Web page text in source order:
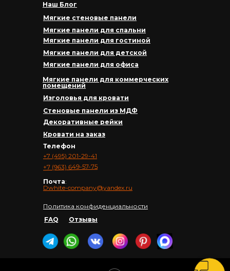
+7 (495) 201-29-41
+7 (963) 649-57-75
Почта:
Dwhite-company@yandex.ru
Политика конфиденциальности
Телефон
FAQ
Мягкие панели для коммерческих
помещений
Изголовья для кровати
Стеновые панели из МДФ
Декоративные рейки
Кровати на заказ
Мягкие стеновые панели
Мягкие панели для гостиной
Мягкие панели для детской
Мягкие панели для офиса
Мягкие панели для спальни
Наш Блог
Отзывы